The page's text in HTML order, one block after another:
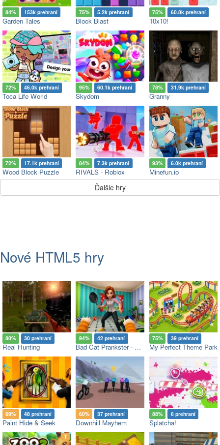
84% 153k prehraní
Garden Tales
75% 5.2k prehraní
Block Blast
75% 60.8k prehraní
10x10!
72% 46.0k prehraní
Toca Life World
95% 60.1k prehraní
Skydom
78% 31.9k prehraní
Granny
72% 17.1k prehraní
Wood Block Puzzle
84% 7.3k prehraní
RIVALS - Roblox
93% 6.0k prehraní
Minefun.io
Ďalšie hry
Nové HTML5 hry
80% 30 prehraní
Real Hunting
94% 42 prehraní
Bad Cat Prankster - Mom’s Return
75% 39 prehraní
My Perfect Theme Park
69% 48 prehraní
Paint Hide & Seek
60% 37 prehraní
Downhill Mayhem
88% 6 prehraní
Splatcha!
Top